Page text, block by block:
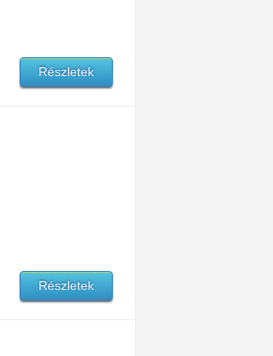
Részletek
Részletek